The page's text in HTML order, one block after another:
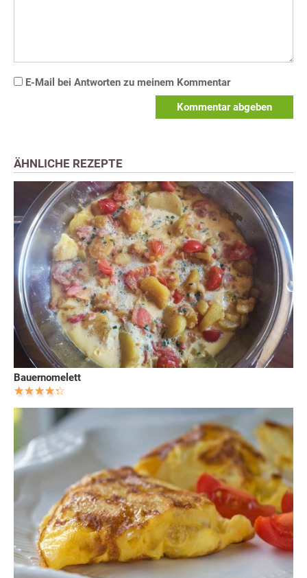
E-Mail bei Antworten zu meinem Kommentar
Kommentar abgeben
ÄHNLICHE REZEPTE
Bauernomelett